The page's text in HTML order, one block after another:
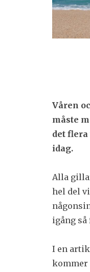
Våren
måste
det
idag.
Alla
hel del
igång
I en
kommer